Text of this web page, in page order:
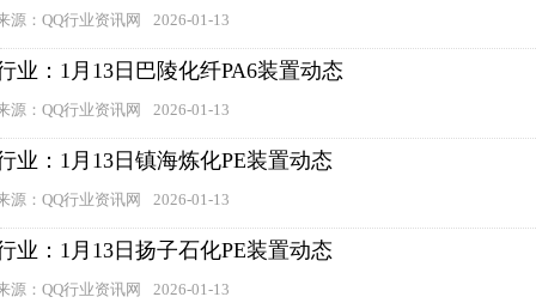
源：QQ行业资讯网 2026-01-13
业：1月13日巴陵化纤PA6装置动态
源：QQ行业资讯网 2026-01-13
业：1月13日镇海炼化PE装置动态
源：QQ行业资讯网 2026-01-13
业：1月13日扬子石化PE装置动态
源：QQ行业资讯网 2026-01-13